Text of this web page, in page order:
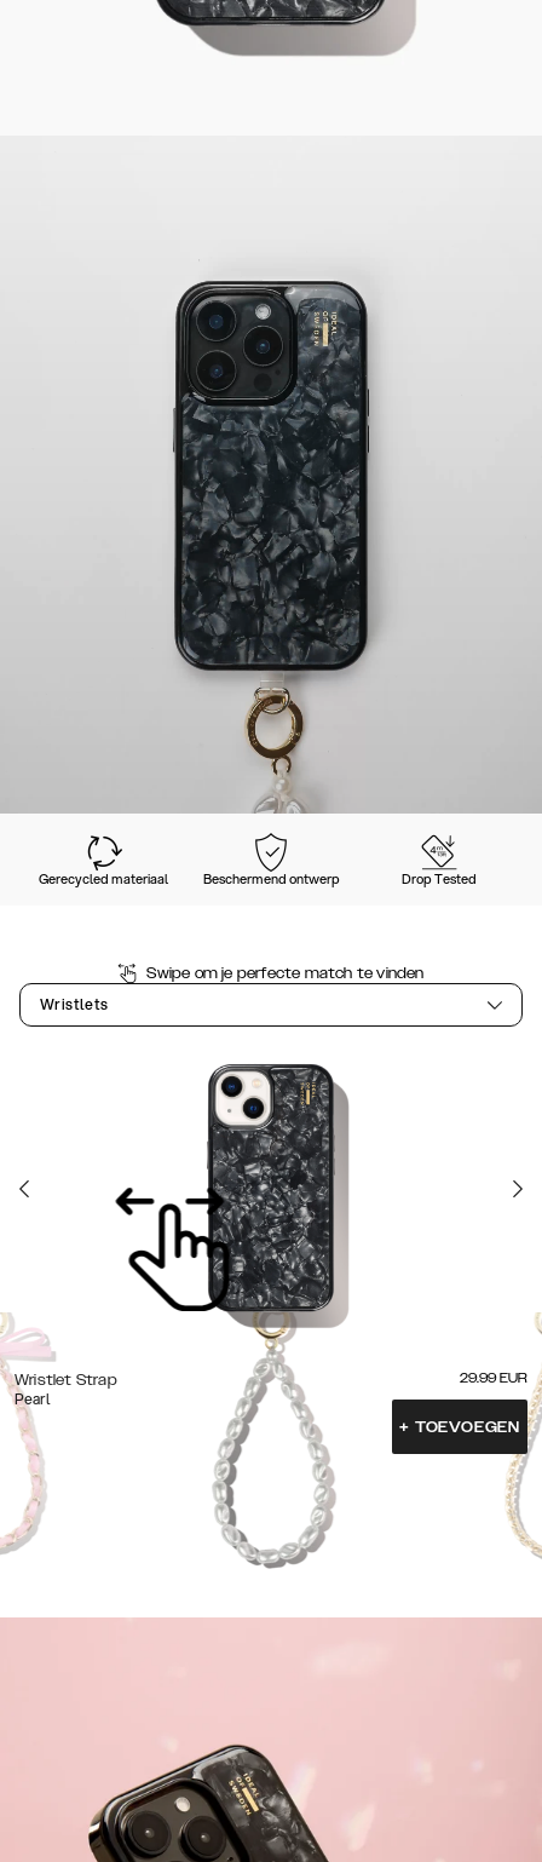
Gerecycled materiaal Beschermend ontwerp Drop Tested
Swipe om je perfecte match te vinden
Wristlets
Wristlet Strap
Pearl
29.99 EUR
+ TOEVOEGEN